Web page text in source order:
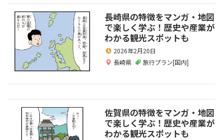
長崎県の特徴をマンガ・地図
で楽しく学ぶ！歴史や産業が
わかる観光スポットも
2026年2月20日
長崎県
旅行プラン[国内]
佐賀県の特徴をマンガ・地図
で楽しく学ぶ！歴史や産業が
わかる観光スポットも